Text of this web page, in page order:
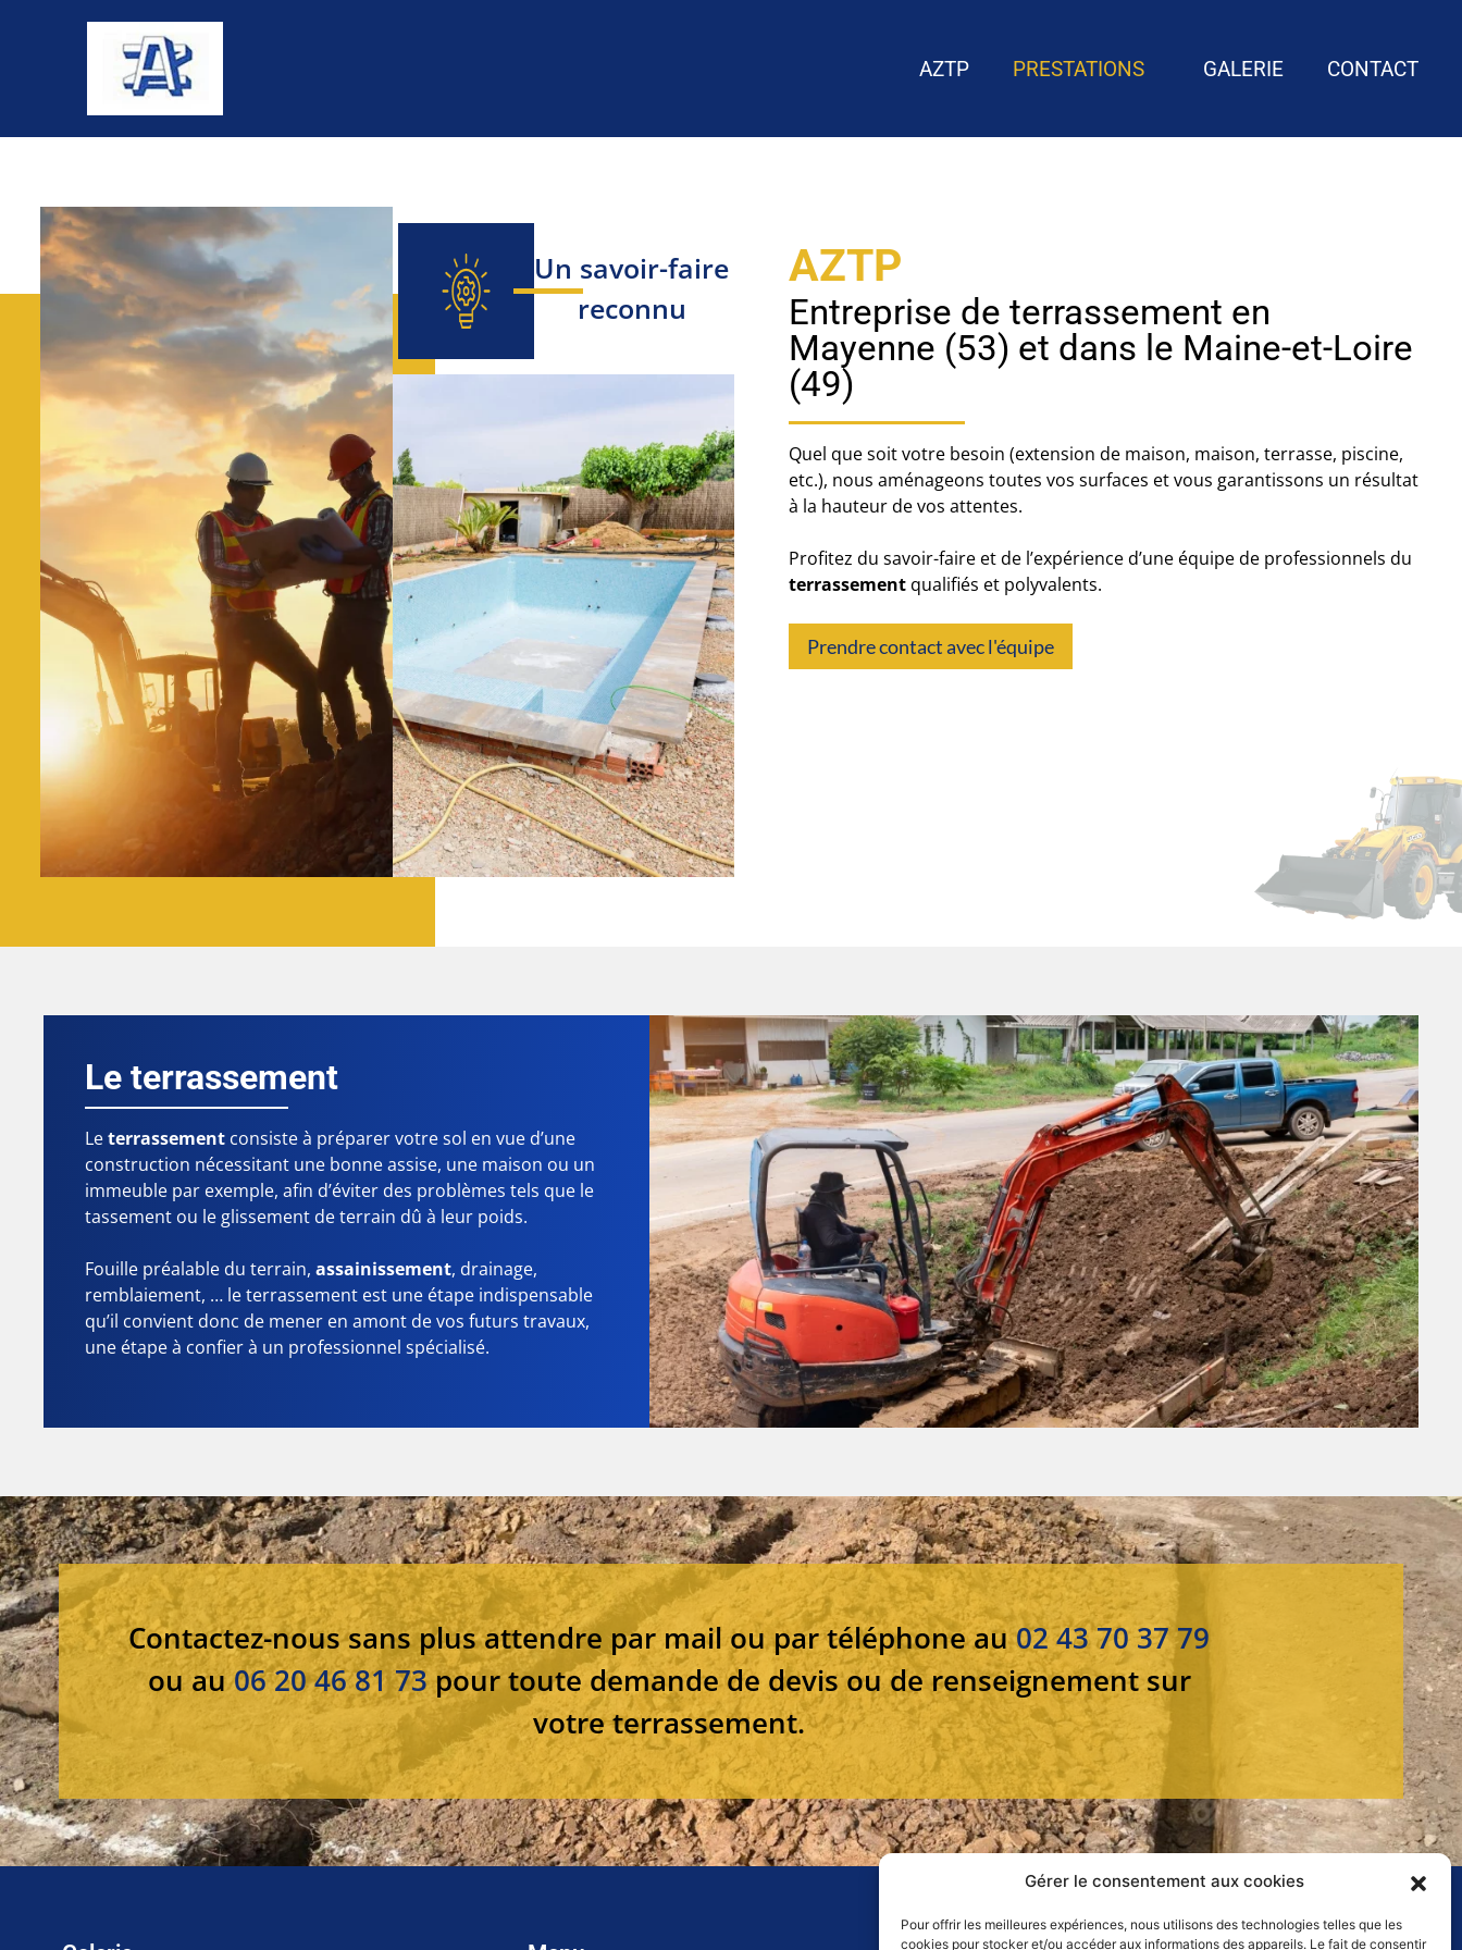
Gérer le consentement aux cookies
Pour offrir les meilleures expériences, nous utilisons des technologies telles que les
cookies pour stocker et/ou accéder aux informations des appareils. Le fait de consentir
AZTP PRESTATIONS GALERIE CONTACT
Un savoir-faire
reconnu
AZTP
Entreprise de terrassement en
Mayenne (53) et dans le Maine-et-Loire
(49)
Quel que soit votre besoin (extension de maison, maison, terrasse, piscine,
etc.), nous aménageons toutes vos surfaces et vous garantissons un résultat
à la hauteur de vos attentes.
Profitez du savoir-faire et de l’expérience d’une équipe de professionnels du
terrassement qualifiés et polyvalents.
Prendre contact avec l'équipe
Le terrassement
Leterrassement consiste à préparer votre sol en vue d’une
construction nécessitant une bonne assise, une maison ou un
immeuble par exemple, afin d’éviter des problèmes tels que le
tassement ou le glissement de terrain dû à leur poids.
Fouille préalable du terrain,assainissement, drainage,
remblaiement, … le terrassement est une étape indispensable
qu’il convient donc de mener en amont de vos futurs travaux,
une étape à confier à un professionnel spécialisé.
Contactez-nous sans plus attendre par mail ou par téléphone au02 43 70 37 79
ou au06 20 46 81 73pour toute demande de devis ou de renseignement sur
votre terrassement.